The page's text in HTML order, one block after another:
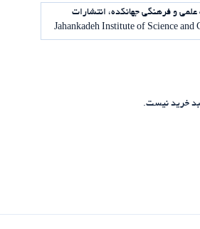
و فرهنگی جهانکده، انتشارات
خرید نیست.